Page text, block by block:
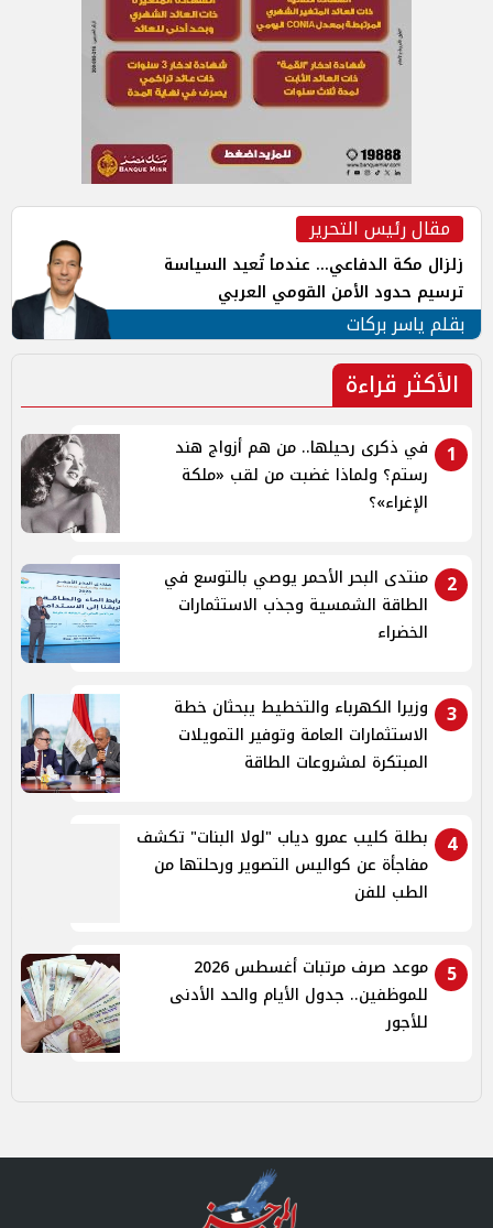
مقال رئيس التحرير
زلزال مكة الدفاعي... عندما تُعيد السياسة
ترسيم حدود الأمن القومي العربي
بقلم ياسر بركات
الأكثر قراءة
1
في ذكرى رحيلها.. من هم أزواج هند
رستم؟ ولماذا غضبت من لقب «ملكة
الإغراء»؟
2
منتدى البحر الأحمر يوصي بالتوسع في
الطاقة الشمسية وجذب الاستثمارات
الخضراء
3
وزيرا الكهرباء والتخطيط يبحثان خطة
الاستثمارات العامة وتوفير التمويلات
المبتكرة لمشروعات الطاقة
4
بطلة كليب عمرو دياب "لولا البنات" تكشف
مفاجأة عن كواليس التصوير ورحلتها من
الطب للفن
5
موعد صرف مرتبات أغسطس 2026
للموظفين.. جدول الأيام والحد الأدنى
للأجور